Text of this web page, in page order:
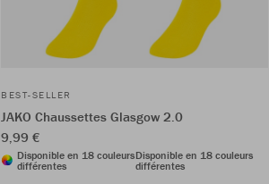
BEST-SELLER
JAKO Chaussettes Glasgow 2.0
9,99 €
Disponible en 18 couleurs
différentes
Disponible en 18 couleurs
différentes